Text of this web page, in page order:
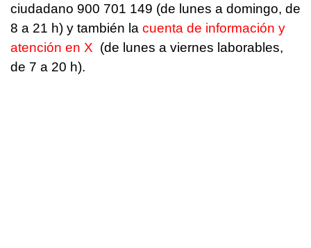
ciudadano 900 701 149 (de lunes a domingo, de
8 a 21 h) y también la cuenta de información y
atención en X (de lunes a viernes laborables,
de 7 a 20 h).